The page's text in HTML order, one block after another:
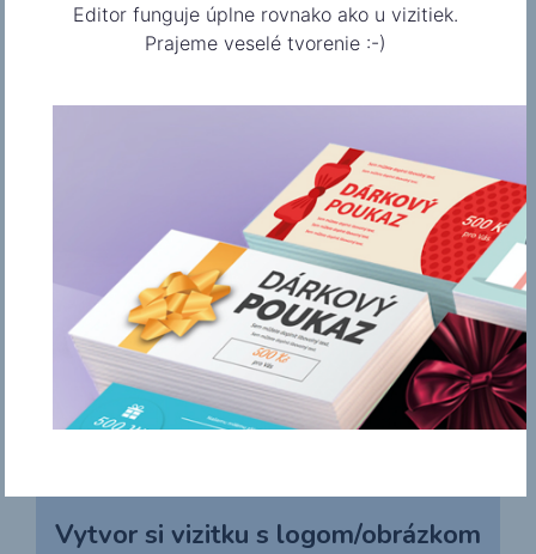
Nevybrali ste si? Mrknite
nižšie.
Vytvor si vizitku s logom/obrázkom
Editor funguje úplne rovnako ako u vizitiek.
Prajeme veselé tvorenie :-)